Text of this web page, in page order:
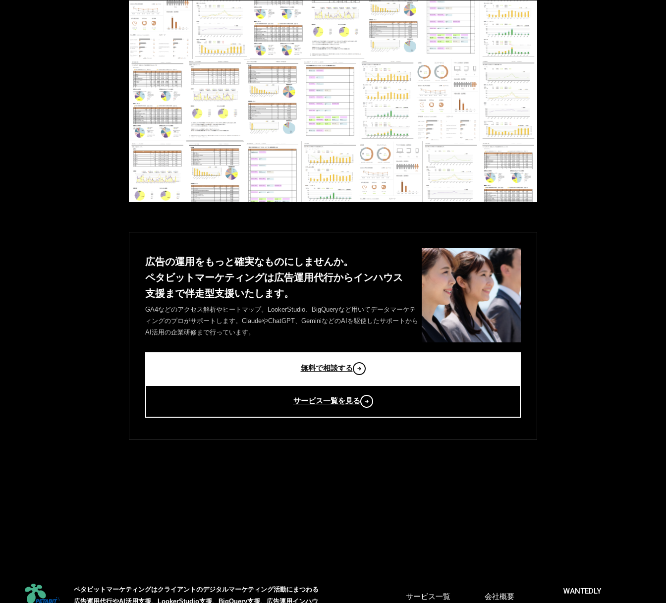
広告の運用をもっと確実なものにしませんか。
ペタビットマーケティングは広告運用代行からインハウス
支援まで伴走型支援いたします。
GA4などのアクセス解析やヒートマップ。LookerStudio、BigQueryなど用いてデータマーケテ
ィングのプロがサポートします。ClaudeやChatGPT、GeminiなどのAIを駆使したサポートから
AI活用の企業研修まで行っています。
無料で相談する
サービス一覧を見る
サービス一覧 会社概要
WANTEDLY
ペタビットマーケティングはクライアントのデジタルマーケティング活動にまつわる
広告運用代行やAI活用支援、LookerStudio支援、BigQuery支援、広告運用インハウ
BLOG
CONTACT